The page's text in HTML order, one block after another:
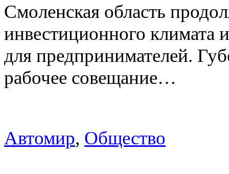
Смоленская область
инвестиционного климата
для предпринимателей.
рабочее совещание…
Автомир, Общество